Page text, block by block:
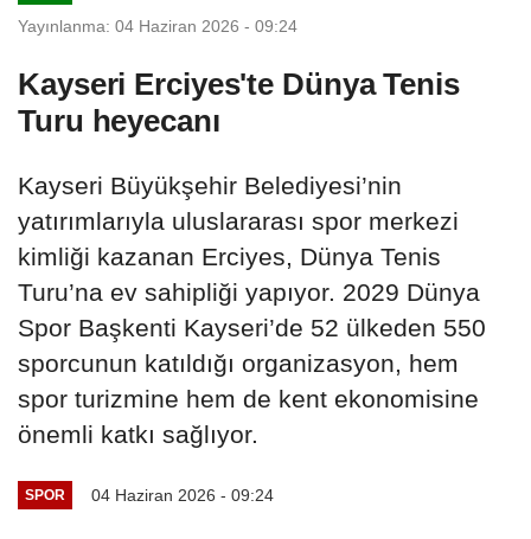
Yayınlanma: 04 Haziran 2026 - 09:24
Kayseri Erciyes'te Dünya Tenis
Turu heyecanı
Kayseri Büyükşehir Belediyesi’nin
yatırımlarıyla uluslararası spor merkezi
kimliği kazanan Erciyes, Dünya Tenis
Turu’na ev sahipliği yapıyor. 2029 Dünya
Spor Başkenti Kayseri’de 52 ülkeden 550
sporcunun katıldığı organizasyon, hem
spor turizmine hem de kent ekonomisine
önemli katkı sağlıyor.
SPOR 04 Haziran 2026 - 09:24